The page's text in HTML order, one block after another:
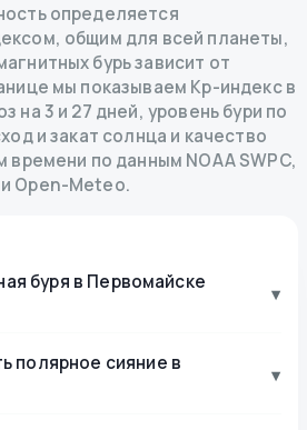
определяется
общим для всей планеты,
бурь зависит от
мы показываем Kp-индекс в
на 3 и 27 дней, уровень бури по
и закат солнца и качество
времени по данным NOAA SWPC,
Open-Meteo.
буря в Первомайске
▾
полярное сияние в
▾